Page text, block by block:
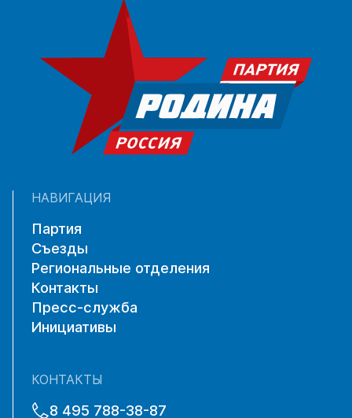
НАВИГАЦИЯ
Партия
Съезды
Региональные отделения
Контакты
Пресс-служба
Инициативы
КОНТАКТЫ
8 495 788-38-87